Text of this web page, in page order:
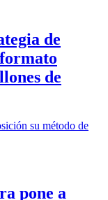
de
de
pone a